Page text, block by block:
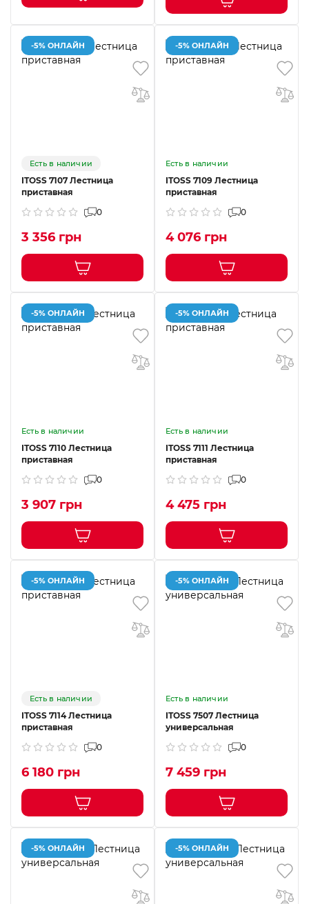
-5% ОНЛАЙН
Есть в наличии
ITOSS 7107 Лестница
приставная
0
3 356 грн
-5% ОНЛАЙН
Есть в наличии
ITOSS 7109 Лестница
приставная
0
4 076 грн
-5% ОНЛАЙН
Есть в наличии
ITOSS 7110 Лестница
приставная
0
3 907 грн
-5% ОНЛАЙН
Есть в наличии
ITOSS 7111 Лестница
приставная
0
4 475 грн
-5% ОНЛАЙН
Есть в наличии
ITOSS 7114 Лестница
приставная
0
6 180 грн
-5% ОНЛАЙН
Есть в наличии
ITOSS 7507 Лестница
универсальная
0
7 459 грн
-5% ОНЛАЙН -5% ОНЛАЙН